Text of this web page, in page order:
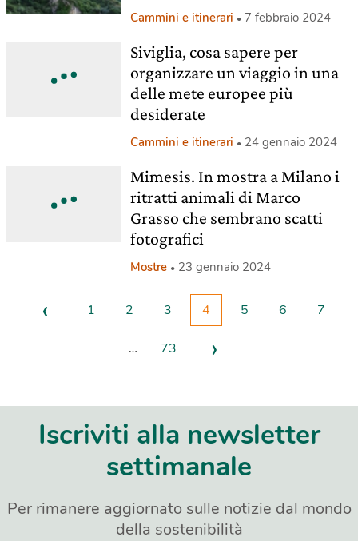
Cammini e itinerari 7 febbraio 2024
Siviglia, cosa sapere per
organizzare un viaggio in una
delle mete europee più
desiderate
Cammini e itinerari 24 gennaio 2024
Mimesis. In mostra a Milano i
ritratti animali di Marco
Grasso che sembrano scatti
fotografici
Mostre 23 gennaio 2024
‹ 1 2 3 4 5 6 7
… 73 ›
Iscriviti alla newsletter
settimanale
Per rimanere aggiornato sulle notizie dal mondo
della sostenibilità